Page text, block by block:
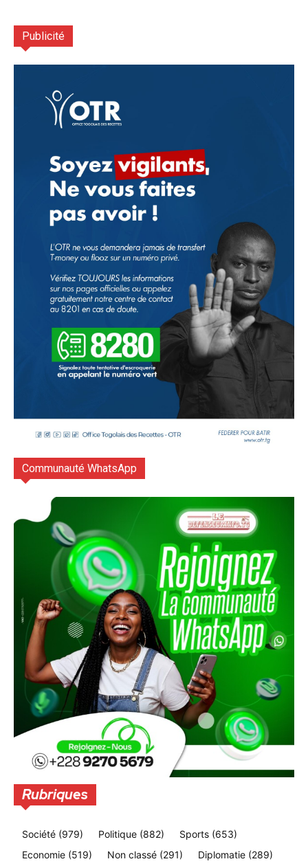
Publicité
Communauté WhatsApp
Rubriques
Société (979) Politique (882) Sports (653)
Economie (519) Non classé (291) Diplomatie (289)